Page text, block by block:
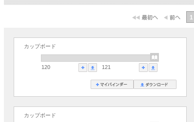
1
カップボード
120 121
カップボード